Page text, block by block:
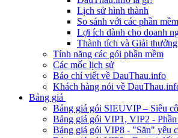
Lịch sử hình thành
So sánh với các phần
Lợi ích dành cho doanh
Thành tích và Giải thưởng
Tính năng các gói phần mềm
Các mốc lịch sử
Báo chí viết về DauThau.info
Khách hàng nói về
Bảng giá
Bảng giá gói SIEUVIP – Siêu
Bảng giá gói VIP1, VIP2 -
Bảng giá gói VIP8 - "Săn" yêu